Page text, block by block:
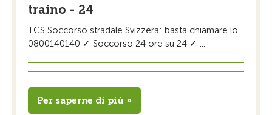
traino - 24
TCS Soccorso stradale Svizzera: basta chiamare lo
0800140140 ✓ Soccorso 24 ore su 24 ✓ ...
Per saperne di più »